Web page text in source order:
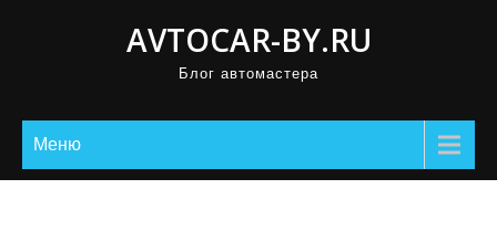
AVTOCAR-BY.RU
Блог автомастера
Меню